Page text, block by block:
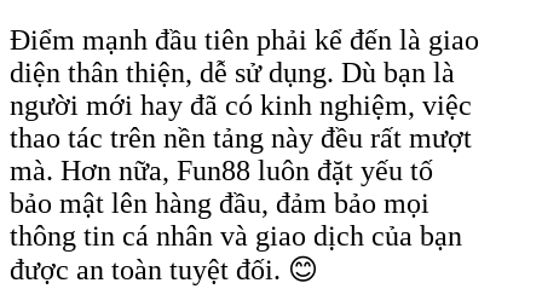
Điểm mạnh đầu tiên phải kể đến là giao
diện thân thiện, dễ sử dụng. Dù bạn là
người mới hay đã có kinh nghiệm, việc
thao tác trên nền tảng này đều rất mượt
mà. Hơn nữa, Fun88 luôn đặt yếu tố
bảo mật lên hàng đầu, đảm bảo mọi
thông tin cá nhân và giao dịch của bạn
được an toàn tuyệt đối. 😊